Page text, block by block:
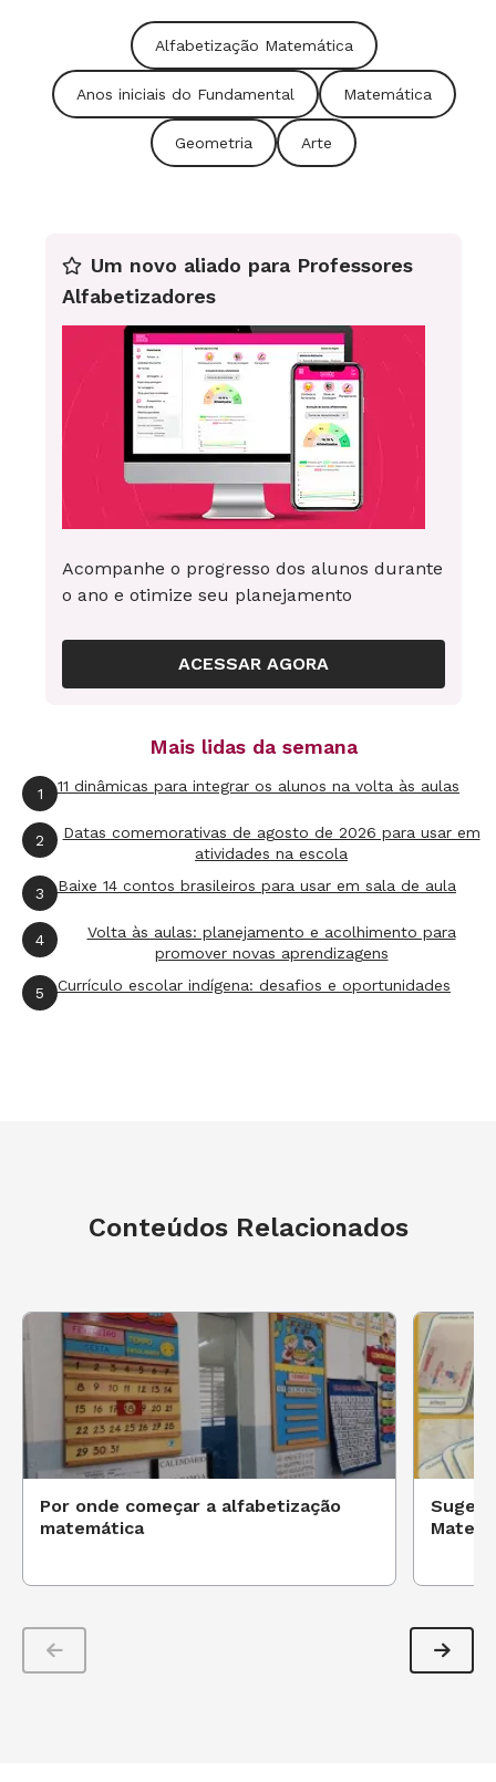
Alfabetização Matemática
Anos iniciais do Fundamental Matemática
Geometria Arte
Um novo aliado para Professores
Alfabetizadores
Acompanhe o progresso dos alunos durante
o ano e otimize seu planejamento
ACESSAR AGORA
Mais lidas da semana
1 11 dinâmicas para integrar os alunos na volta às aulas
2
Datas comemorativas de agosto de 2026 para usar em
atividades na escola
3 Baixe 14 contos brasileiros para usar em sala de aula
4
Volta às aulas: planejamento e acolhimento para
promover novas aprendizagens
5 Currículo escolar indígena: desafios e oportunidades
Conteúdos Relacionados
Por onde começar a alfabetização
matemática